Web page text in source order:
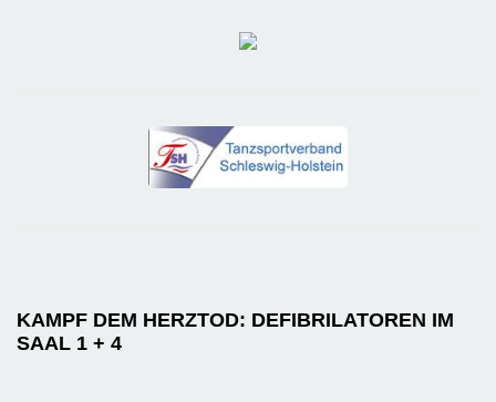
KAMPF DEM HERZTOD: DEFIBRILATOREN IM
SAAL 1 + 4